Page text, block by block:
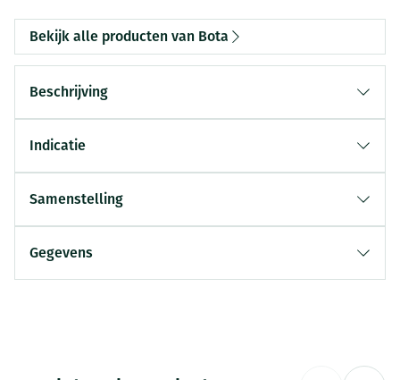
Bekijk alle producten van Bota
Beschrijving
Indicatie
Samenstelling
Gegevens